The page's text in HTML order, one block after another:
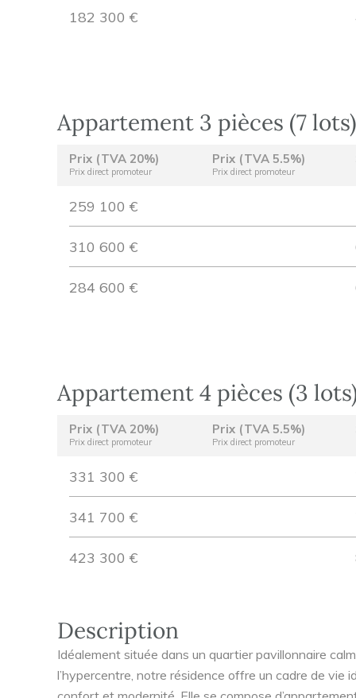
182 300 €
Appartement 3 pièces (7 lots)
Prix (TVA 20%)
Prix direct promoteur
Prix (TVA 5.5%)
Prix direct promoteur
259 100 €
310 600 €
284 600 €
Appartement 4 pièces (3
Prix (TVA 20%)
Prix direct promoteur
Prix (TVA 5.5%)
Prix direct promoteur
331 300 €
341 700 €
423 300 €
Description
Idéalement située dans un quartier pavillonnaire
l’hypercentre, notre résidence offre un cadre de vie